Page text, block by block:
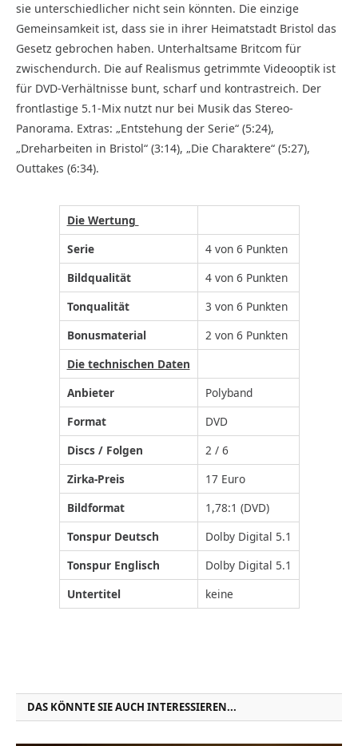
sie unterschiedlicher nicht sein könnten. Die einzige
Gemeinsamkeit ist, dass sie in ihrer Heimatstadt Bristol das
Gesetz gebrochen haben. Unterhaltsame Britcom für
zwischendurch. Die auf Realismus getrimmte Videooptik ist
für DVD-Verhältnisse bunt, scharf und kontrastreich. Der
frontlastige 5.1-Mix nutzt nur bei Musik das Stereo-
Panorama. Extras: „Entstehung der Serie“ (5:24),
„Dreharbeiten in Bristol“ (3:14), „Die Charaktere“ (5:27),
Outtakes (6:34).
Die Wertung
Serie
4 von 6 Punkten
Bildqualität
4 von 6 Punkten
Tonqualität
3 von 6 Punkten
Bonusmaterial
2 von 6 Punkten
Die technischen Daten
Anbieter
Polyband
Format
DVD
Discs / Folgen
2 / 6
Zirka-Preis
17 Euro
Bildformat
1,78:1 (DVD)
Tonspur Deutsch
Dolby Digital 5.1
Tonspur Englisch
Dolby Digital 5.1
Untertitel
keine
DAS KÖNNTE SIE AUCH INTERESSIEREN...